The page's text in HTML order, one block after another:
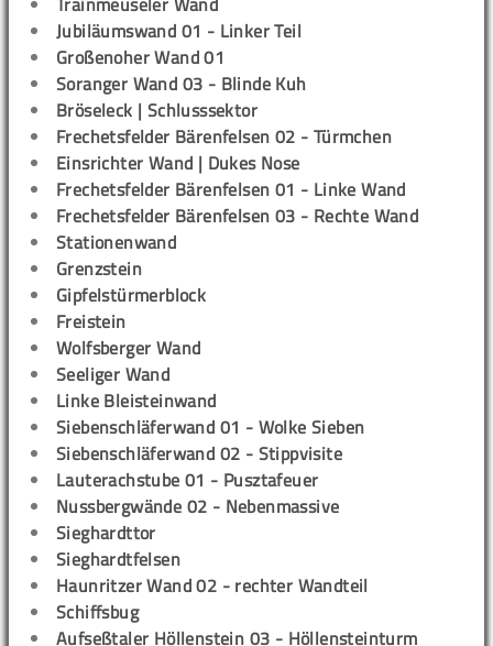
Jubiläumswand 01 - Linker Teil
Großenoher Wand 01
Soranger Wand 03 - Blinde Kuh
Bröseleck | Schlusssektor
Frechetsfelder Bärenfelsen 02 - Türmchen
Einsrichter Wand | Dukes Nose
Frechetsfelder Bärenfelsen 01 - Linke Wand
Frechetsfelder Bärenfelsen 03 - Rechte Wand
Stationenwand
Grenzstein
Gipfelstürmerblock
Freistein
Wolfsberger Wand
Seeliger Wand
Linke Bleisteinwand
Siebenschläferwand 01 - Wolke Sieben
Siebenschläferwand 02 - Stippvisite
Lauterachstube 01 - Pusztafeuer
Nussbergwände 02 - Nebenmassive
Sieghardttor
Sieghardtfelsen
Haunritzer Wand 02 - rechter Wandteil
Schiffsbug
Aufseßtaler Höllenstein 03 - Höllensteinturm